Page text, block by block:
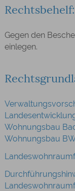
Rechtsbehelf:
Gegen den
einlegen.
Wohnungsbau
Wohnungsbau